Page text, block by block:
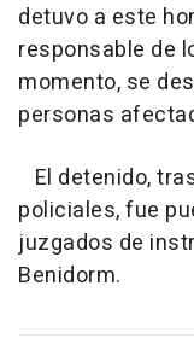
detuvo a este
responsable de
momento, se
personas
El detenido,
policiales, fue
juzgados de
Benidorm.